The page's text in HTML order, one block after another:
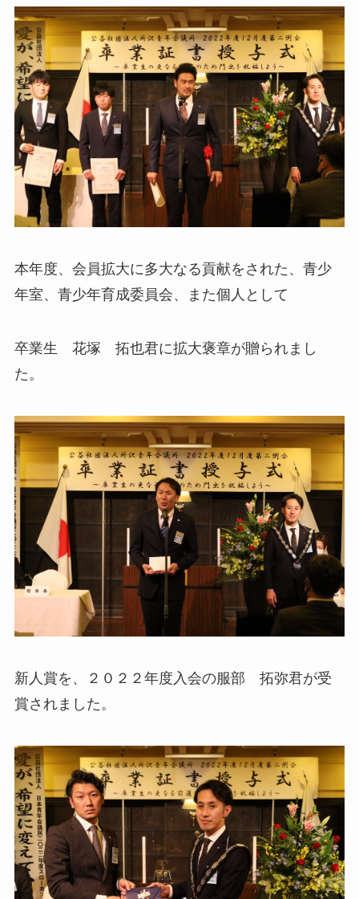
本年度、会員拡大に多大なる貢献をされた、青少
年室、青少年育成委員会、また個人として
卒業生 花塚 拓也君に拡大褒章が贈られまし
た。
新人賞を、２０２２年度入会の服部 拓弥君が受
賞されました。